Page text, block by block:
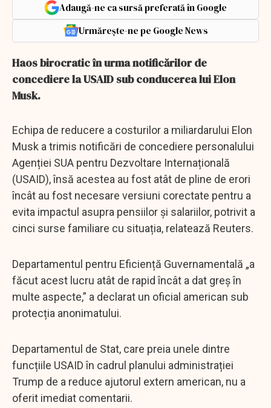
Adaugă-ne ca sursă preferată în Google
Urmărește-ne pe Google News
Haos birocratic în urma notificărilor de
concediere la USAID sub conducerea lui Elon
Musk.
Echipa de reducere a costurilor a miliardarului Elon
Musk a trimis notificări de concediere personalului
Agenției SUA pentru Dezvoltare Internațională
(USAID), însă acestea au fost atât de pline de erori
încât au fost necesare versiuni corectate pentru a
evita impactul asupra pensiilor și salariilor, potrivit a
cinci surse familiare cu situația, relatează Reuters.
Departamentul pentru Eficiență Guvernamentală „a
făcut acest lucru atât de rapid încât a dat greș în
multe aspecte,” a declarat un oficial american sub
protecția anonimatului.
Departamentul de Stat, care preia unele dintre
funcțiile USAID în cadrul planului administrației
Trump de a reduce ajutorul extern american, nu a
oferit imediat comentarii.